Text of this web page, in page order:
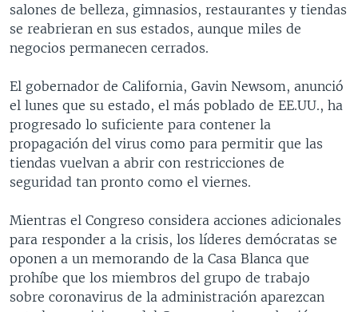
salones de belleza, gimnasios, restaurantes y tiendas
se reabrieran en sus estados, aunque miles de
negocios permanecen cerrados.
El gobernador de California, Gavin Newsom, anunció
el lunes que su estado, el más poblado de EE.UU., ha
progresado lo suficiente para contener la
propagación del virus como para permitir que las
tiendas vuelvan a abrir con restricciones de
seguridad tan pronto como el viernes.
Mientras el Congreso considera acciones adicionales
para responder a la crisis, los líderes demócratas se
oponen a un memorando de la Casa Blanca que
prohíbe que los miembros del grupo de trabajo
sobre coronavirus de la administración aparezcan